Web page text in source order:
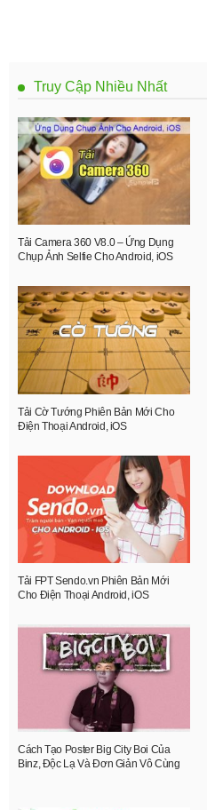
Truy Cập Nhiều Nhất
Tải Camera 360 V8.0 – Ứng Dụng
Chụp Ảnh Selfie Cho Android, iOS
Tải Cờ Tướng Phiên Bản Mới Cho
Điện Thoại Android, iOS
Tải FPT Sendo.vn Phiên Bản Mới
Cho Điện Thoại Android, iOS
Cách Tạo Poster Big City Boi Của
Binz, Độc Lạ Và Đơn Giản Vô Cùng